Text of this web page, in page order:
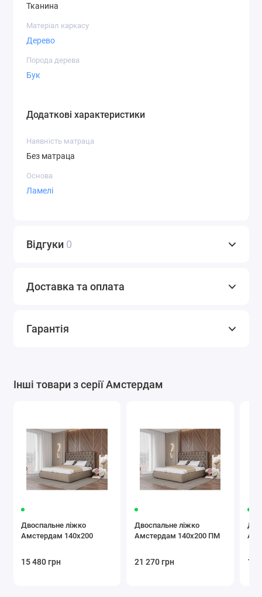
Тканина
Матеріал каркасу
Дерево
Порода дерева
Бук
Додаткові характеристики
Наявність матраца
Без матраца
Основа
Ламелі
Відгуки 0
Доставка та оплата
Гарантія
Інші товари з серії Амстердам
Двоспальне ліжко
Амстердам 140х200
15 480 грн
Двоспальне ліжко
Амстердам 140х200 ПМ
21 270 грн 16